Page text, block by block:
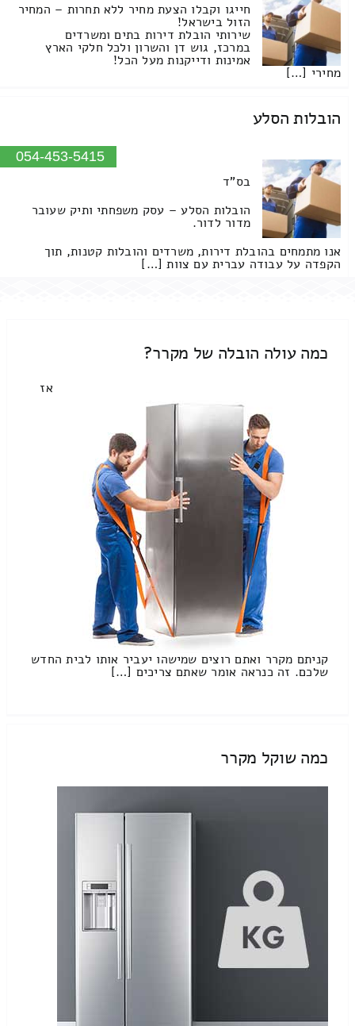
חייגו וקבלו הצעת מחיר ללא תחרות – המחיר
הזול בישראל!
שירותי הובלת דירות בתים ומשרדים
במרכז, גוש דן והשרון ולכל חלקי הארץ
אמינות ודייקנות מעל הכל!
מחירי […]
הובלות הסלע
054-453-5415
בס"ד
הובלות הסלע – עסק משפחתי ותיק שעובר
מדור לדור.
אנו מתמחים בהובלת דירות, משרדים והובלות קטנות, תוך
הקפדה על עבודה עברית עם צוות […]
כמה עולה הובלה של מקרר?
אז
קניתם מקרר ואתם רוצים שמישהו יעביר אותו לבית החדש
שלכם. זה כנראה אומר שאתם צריכים […]
כמה שוקל מקרר